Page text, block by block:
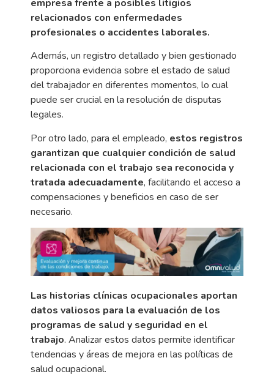
empresa frente a posibles litigios
relacionados con enfermedades
profesionales o accidentes laborales.
Además, un registro detallado y bien gestionado
proporciona evidencia sobre el estado de salud
del trabajador en diferentes momentos, lo cual
puede ser crucial en la resolución de disputas
legales.
Por otro lado, para el empleado, estos registros
garantizan que cualquier condición de salud
relacionada con el trabajo sea reconocida y
tratada adecuadamente, facilitando el acceso a
compensaciones y beneficios en caso de ser
necesario.
Las historias clínicas ocupacionales aportan
datos valiosos para la evaluación de los
programas de salud y seguridad en el
trabajo. Analizar estos datos permite identificar
tendencias y áreas de mejora en las políticas de
salud ocupacional.